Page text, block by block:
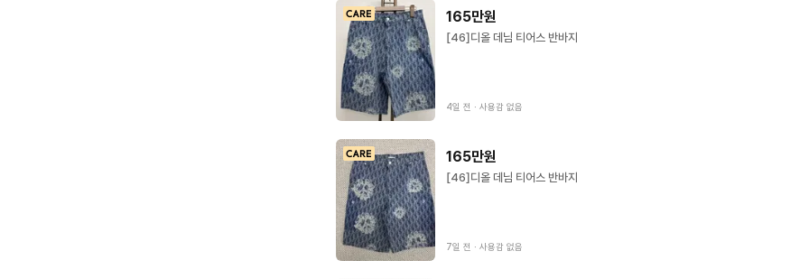
165만원
[46]디올 데님 티어스 반바지
4일 전 ∙ 사용감 없음
165만원
[46]디올 데님 티어스 반바지
7일 전 ∙ 사용감 없음